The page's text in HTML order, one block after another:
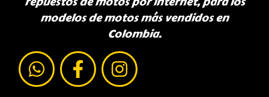
modelos de motos más vendidos en
Colombia.